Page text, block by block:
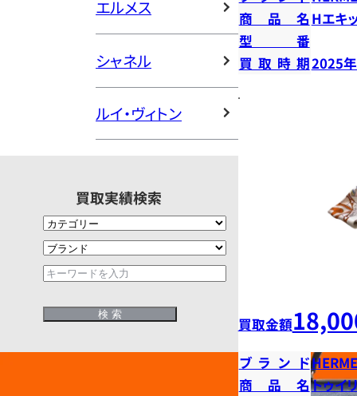
エルメス
シャネル
ルイ・ヴィトン
買取実績検索
商品名 Hエキ
型番
買取時期2025
買取金額
ブランド
商品名トゥイ